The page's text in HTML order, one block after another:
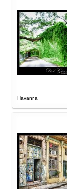
Havanna